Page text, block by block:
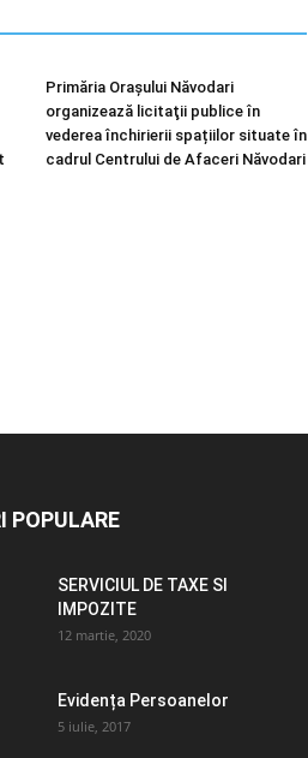
Primăria Orașului Năvodari
organizează licitaţii publice în
vederea închirierii spațiilor situate în
cadrul Centrului de Afaceri Năvodari
POPULARE
SERVICIUL DE TAXE SI
IMPOZITE
12 martie, 2020
Evidența Persoanelor
5 iulie, 2017